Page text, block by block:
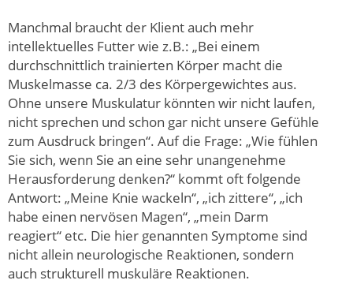
Manchmal braucht der Klient auch mehr
intellektuelles Futter wie z.B.: „Bei einem
durchschnittlich trainierten Körper macht die
Muskelmasse ca. 2/3 des Körpergewichtes aus.
Ohne unsere Muskulatur könnten wir nicht laufen,
nicht sprechen und schon gar nicht unsere Gefühle
zum Ausdruck bringen“. Auf die Frage: „Wie fühlen
Sie sich, wenn Sie an eine sehr unangenehme
Herausforderung denken?“ kommt oft folgende
Antwort: „Meine Knie wackeln“, „ich zittere“, „ich
habe einen nervösen Magen“, „mein Darm
reagiert“ etc. Die hier genannten Symptome sind
nicht allein neurologische Reaktionen, sondern
auch strukturell muskuläre Reaktionen.